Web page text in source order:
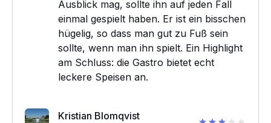
Ausblick mag, sollte ihn auf jeden Fall
einmal gespielt haben. Er ist ein bisschen
hügelig, so dass man gut zu Fuß sein
sollte, wenn man ihn spielt. Ein Highlight
am Schluss: die Gastro bietet echt
leckere Speisen an.
Kristian Blomqvist